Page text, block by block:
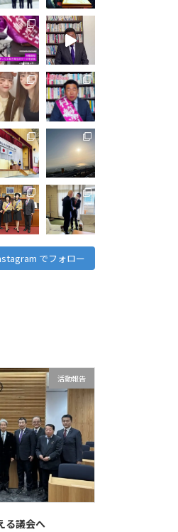
でフォロー
活動報告
る議会へ